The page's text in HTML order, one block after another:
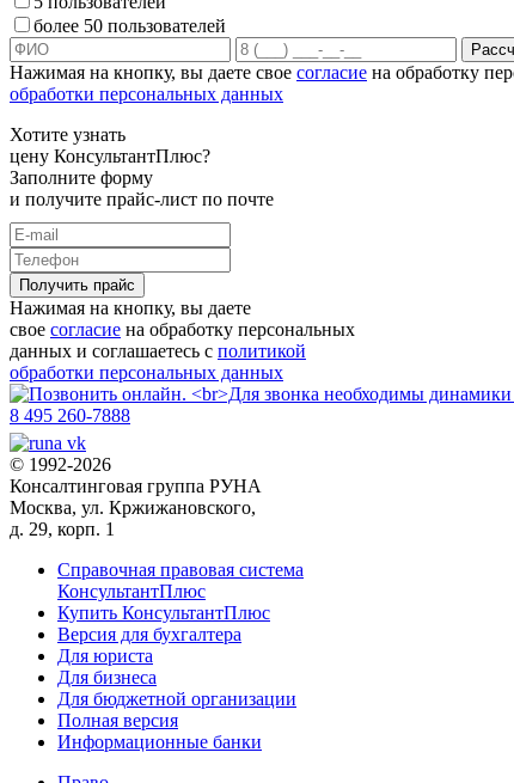
более 50 пользователей
Нажимая на кнопку, вы даете свое согласие на обработку
обработки персональных данных
Хотите узнать
цену КонсультантПлюс?
Заполните форму
и получите прайс-лист по почте
Получить прайс
Нажимая на кнопку, вы даете
свое согласие на обработку персональных
данных и соглашаетесь с политикой
обработки персональных данных
8 495 260-7888
© 1992-2026
Консалтинговая группа РУНА
Москва, ул. Кржижановского,
д. 29, корп. 1
Справочная правовая система
КонсультантПлюс
Купить КонсультантПлюс
Версия для бухгалтера
Для юриста
Для бизнеса
Для бюджетной организации
Полная версия
Информационные банки